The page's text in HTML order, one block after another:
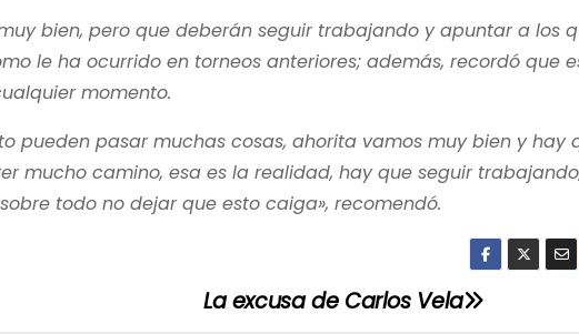
bien, pero que deberán seguir trabajando y apuntar a los
le ha ocurrido en torneos anteriores; además, recordó que
momento.
pueden pasar muchas cosas, ahorita vamos muy bien y hay
mucho camino, esa es la realidad, hay que seguir
todo no dejar que esto caiga», recomendó.
La excusa de Carlos Vela